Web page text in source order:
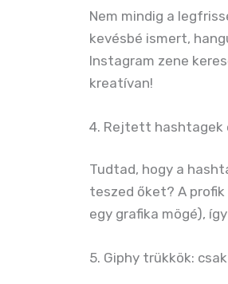
Nem mindig a
kevésbé ismert,
Instagram zene
kreatívan!
4. Rejtett hashtagek
Tudtad, hogy a
teszed őket? A
egy grafika mögé),
5. Giphy trükkök: